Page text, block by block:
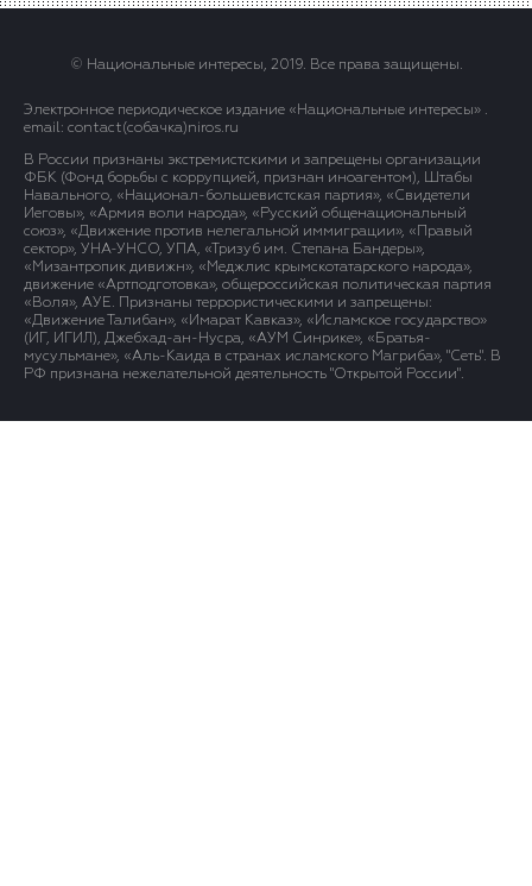
© Национальные интересы, 2019. Все права защищены.
Электронное периодическое издание «Национальные интересы» .
email: contact(сoбaчка)niros.ru
В России признаны экстремистскими и запрещены организации
ФБК (Фонд борьбы с коррупцией, признан иноагентом), Штабы
Навального, «Национал-большевистская партия», «Свидетели
Иеговы», «Армия воли народа», «Русский общенациональный
союз», «Движение против нелегальной иммиграции», «Правый
сектор», УНА-УНСО, УПА, «Тризуб им. Степана Бандеры»,
«Мизантропик дивижн», «Меджлис крымскотатарского народа»,
движение «Артподготовка», общероссийская политическая партия
«Воля», АУЕ. Признаны террористическими и запрещены:
«Движение Талибан», «Имарат Кавказ», «Исламское государство»
(ИГ, ИГИЛ), Джебхад-ан-Нусра, «АУМ Синрике», «Братья-
мусульмане», «Аль-Каида в странах исламского Магриба», "Сеть". В
РФ признана нежелательной деятельность "Открытой России".